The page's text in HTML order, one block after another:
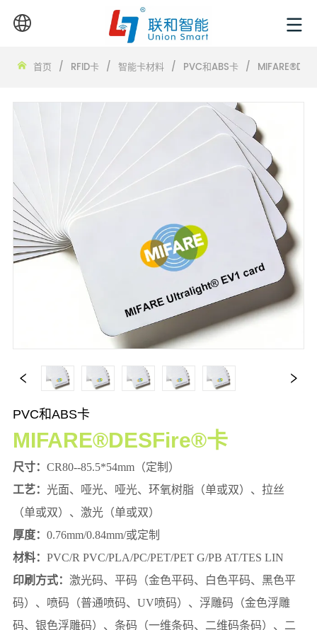
首页 / RFID卡 / 智能卡材料 / PVC和ABS卡 /
PVC和ABS卡
MIFARE®DESFire®卡